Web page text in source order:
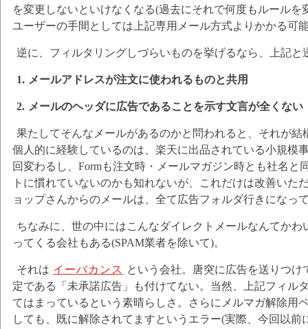
を変更しないといけなくなる(過去にそれで何度もルールを
ユーザーの手間としては上記専用メール方式よりかかる可
逆に、フィルタリングしづらいものを挙げるなら、上記と
1. メールアドレスが注文に使われるものと共用
2. メールのヘッダに広告であることを示す文言が全くない
果たしてそんなメールがあるのかと問われると、それが結
個人的に経験しているのは、楽天に出品されている小規模
回変わるし、Formも注文時・メールマガジン時とも社名と
トに慣れていないのかも知れないが、これだけは改善いた
ョップさんからのメールは、全て広告フォルダ行きになっ
ちなみに、世の中にはこんなダイレクトメールなんてか
ってくる会社もある(SPAM業者を除いて)。
それは イーバカンス という会社。唐突に広告を送りつ
定である「未承諾広告」も付けてない。当然、上記フィル
てはまっているという素晴らしさ。さらにメルマガ解除用
しても、既に解除されてますというエラー(実際、今回以